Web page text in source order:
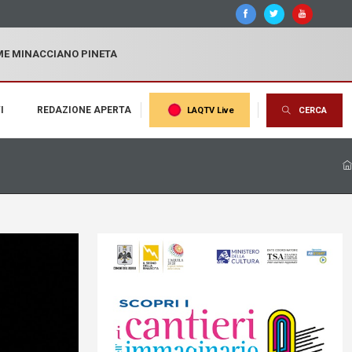
MINACCIANO PINETA
REDAZIONE APERTA LAQTV Live CERCA